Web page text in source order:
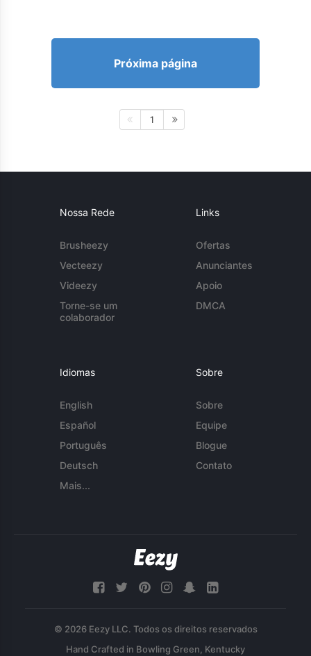
Próxima página
1
Nossa Rede
Brusheezy
Vecteezy
Videezy
Torne-se um
colaborador
Links
Ofertas
Anunciantes
Apoio
DMCA
Idiomas
English
Español
Português
Deutsch
Mais...
Sobre
Sobre
Equipe
Blogue
Contato
© 2026 Eezy LLC. Todos os direitos reservados